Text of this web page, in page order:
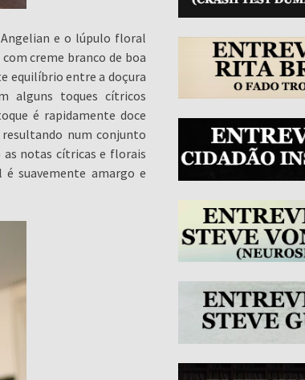
e o lúpulo floral
creme branco de boa
equilíbrio entre a doçura
alguns toques cítricos
é rapidamente doce
num conjunto
notas cítricas e florais
suavemente amargo e